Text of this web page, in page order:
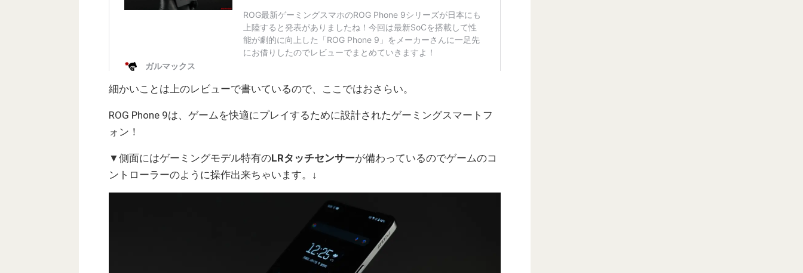
細かいことは上のレビューで書いているので、ここではおさらい。
ROG Phone 9は、ゲームを快適にプレイするために設計されたゲーミングスマートフ
ォン！
▼側面にはゲーミングモデル特有のLRタッチセンサーが備わっているのでゲームのコ
ントローラーのように操作出来ちゃいます。↓